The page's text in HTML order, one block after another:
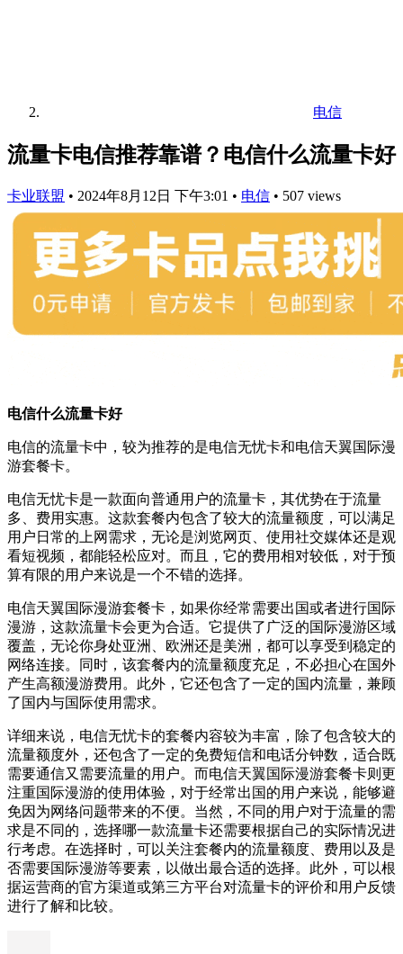
电信
流量卡电信推荐靠谱？电信什么流量卡好
卡业联盟 • 2024年8月12日 下午3:01 • 电信 • 507 views
电信什么流量卡好
电信的流量卡中，较为推荐的是电信无忧卡和电信天翼国际漫
游套餐卡。
电信无忧卡是一款面向普通用户的流量卡，其优势在于流量
多、费用实惠。这款套餐内包含了较大的流量额度，可以满足
用户日常的上网需求，无论是浏览网页、使用社交媒体还是观
看短视频，都能轻松应对。而且，它的费用相对较低，对于预
算有限的用户来说是一个不错的选择。
电信天翼国际漫游套餐卡，如果你经常需要出国或者进行国际
漫游，这款流量卡会更为合适。它提供了广泛的国际漫游区域
覆盖，无论你身处亚洲、欧洲还是美洲，都可以享受到稳定的
网络连接。同时，该套餐内的流量额度充足，不必担心在国外
产生高额漫游费用。此外，它还包含了一定的国内流量，兼顾
了国内与国际使用需求。
详细来说，电信无忧卡的套餐内容较为丰富，除了包含较大的
流量额度外，还包含了一定的免费短信和电话分钟数，适合既
需要通信又需要流量的用户。而电信天翼国际漫游套餐卡则更
注重国际漫游的使用体验，对于经常出国的用户来说，能够避
免因为网络问题带来的不便。当然，不同的用户对于流量的需
求是不同的，选择哪一款流量卡还需要根据自己的实际情况进
行考虑。在选择时，可以关注套餐内的流量额度、费用以及是
否需要国际漫游等要素，以做出最合适的选择。此外，可以根
据运营商的官方渠道或第三方平台对流量卡的评价和用户反馈
进行了解和比较。